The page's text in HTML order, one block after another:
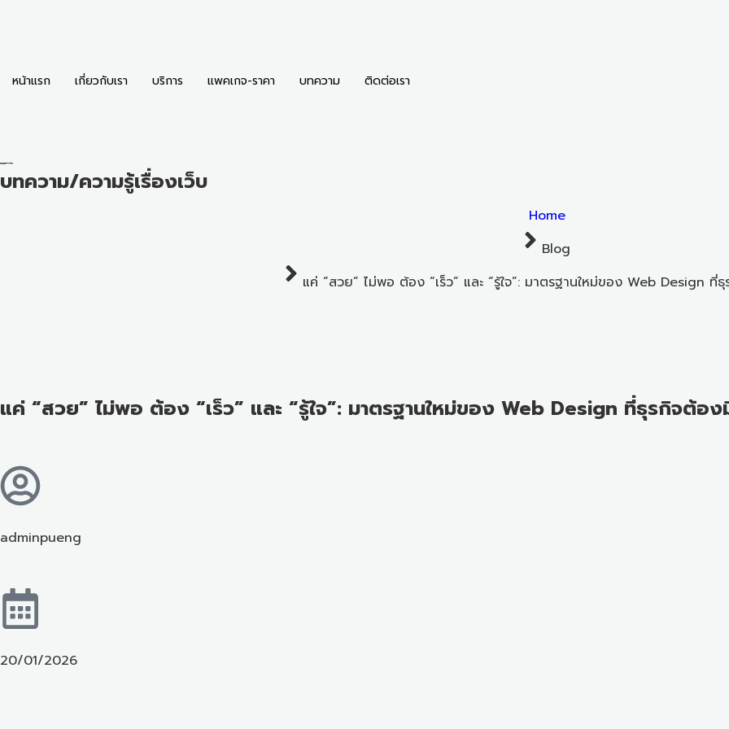
หน้าแรก เกี่ยวกับเรา บริการ แพคเกจ-ราคา บทความ ติดต่อเรา
บทความ/ความรู้เรื่องเว็บ
Home
Blog
แค่ “สวย” ไม่พอ ต้อง “เร็ว” และ “รู้ใจ”: มาตรฐานใหม่ของ Web Design ที่
แค่ “สวย” ไม่พอ ต้อง “เร็ว” และ “รู้ใจ”: มาตรฐานใหม่ของ Web Design ที่ธุรกิจต้อง
adminpueng
20/01/2026